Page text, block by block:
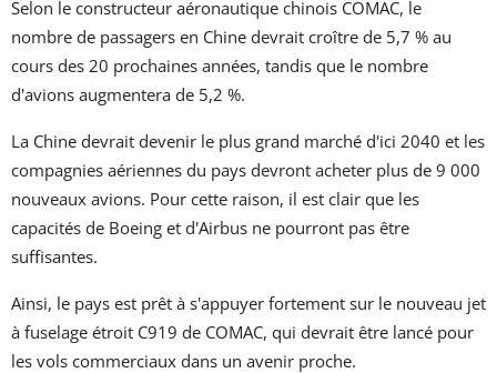
Selon le constructeur aéronautique chinois COMAC, le
nombre de passagers en Chine devrait croître de 5,7 % au
cours des 20 prochaines années, tandis que le nombre
d'avions augmentera de 5,2 %.
La Chine devrait devenir le plus grand marché d'ici 2040 et les
compagnies aériennes du pays devront acheter plus de 9 000
nouveaux avions. Pour cette raison, il est clair que les
capacités de Boeing et d'Airbus ne pourront pas être
suffisantes.
Ainsi, le pays est prêt à s'appuyer fortement sur le nouveau jet
à fuselage étroit C919 de COMAC, qui devrait être lancé pour
les vols commerciaux dans un avenir proche.